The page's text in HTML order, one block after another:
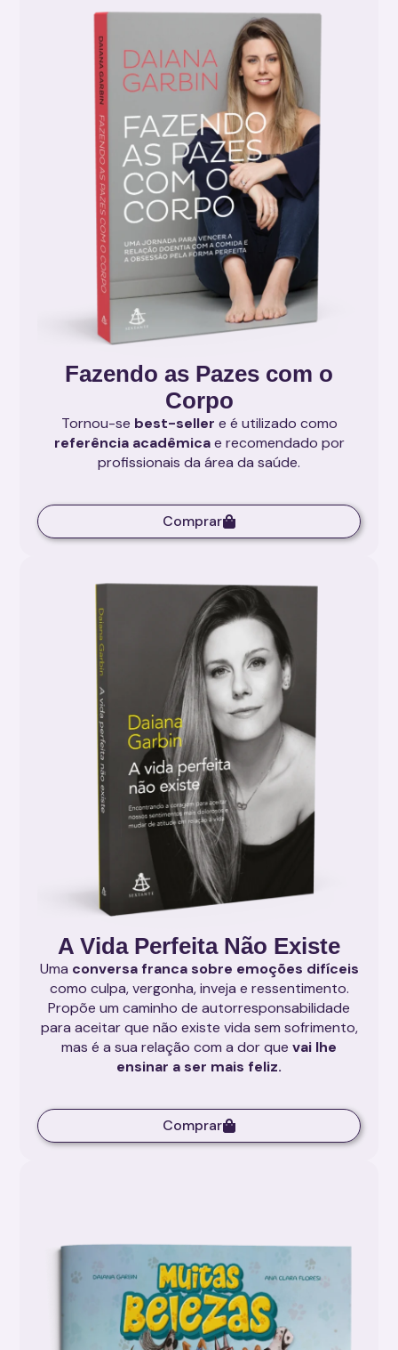
Fazendo as Pazes com o
Corpo
Tornou-se best-seller e é utilizado como
referência acadêmicae recomendado por
profissionais da área da saúde.
Comprar
A Vida Perfeita Não Existe
Uma conversa franca sobre emoções difíceis
como culpa, vergonha, inveja e ressentimento.
Propõe um caminho de autorresponsabilidade
para aceitar que não existe vida sem sofrimento,
mas é a sua relação com a dor que vai lhe
ensinar a ser mais feliz.
Comprar